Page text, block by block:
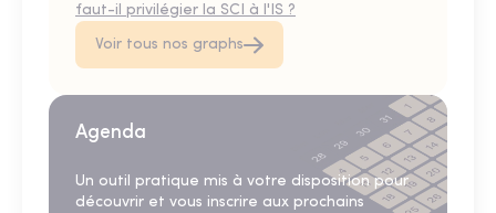
faut-il privilégier la SCI à l'IS ?
Voir tous nos graphs
Agenda
Un outil pratique mis à votre disposition pour
découvrir et vous inscrire aux prochains